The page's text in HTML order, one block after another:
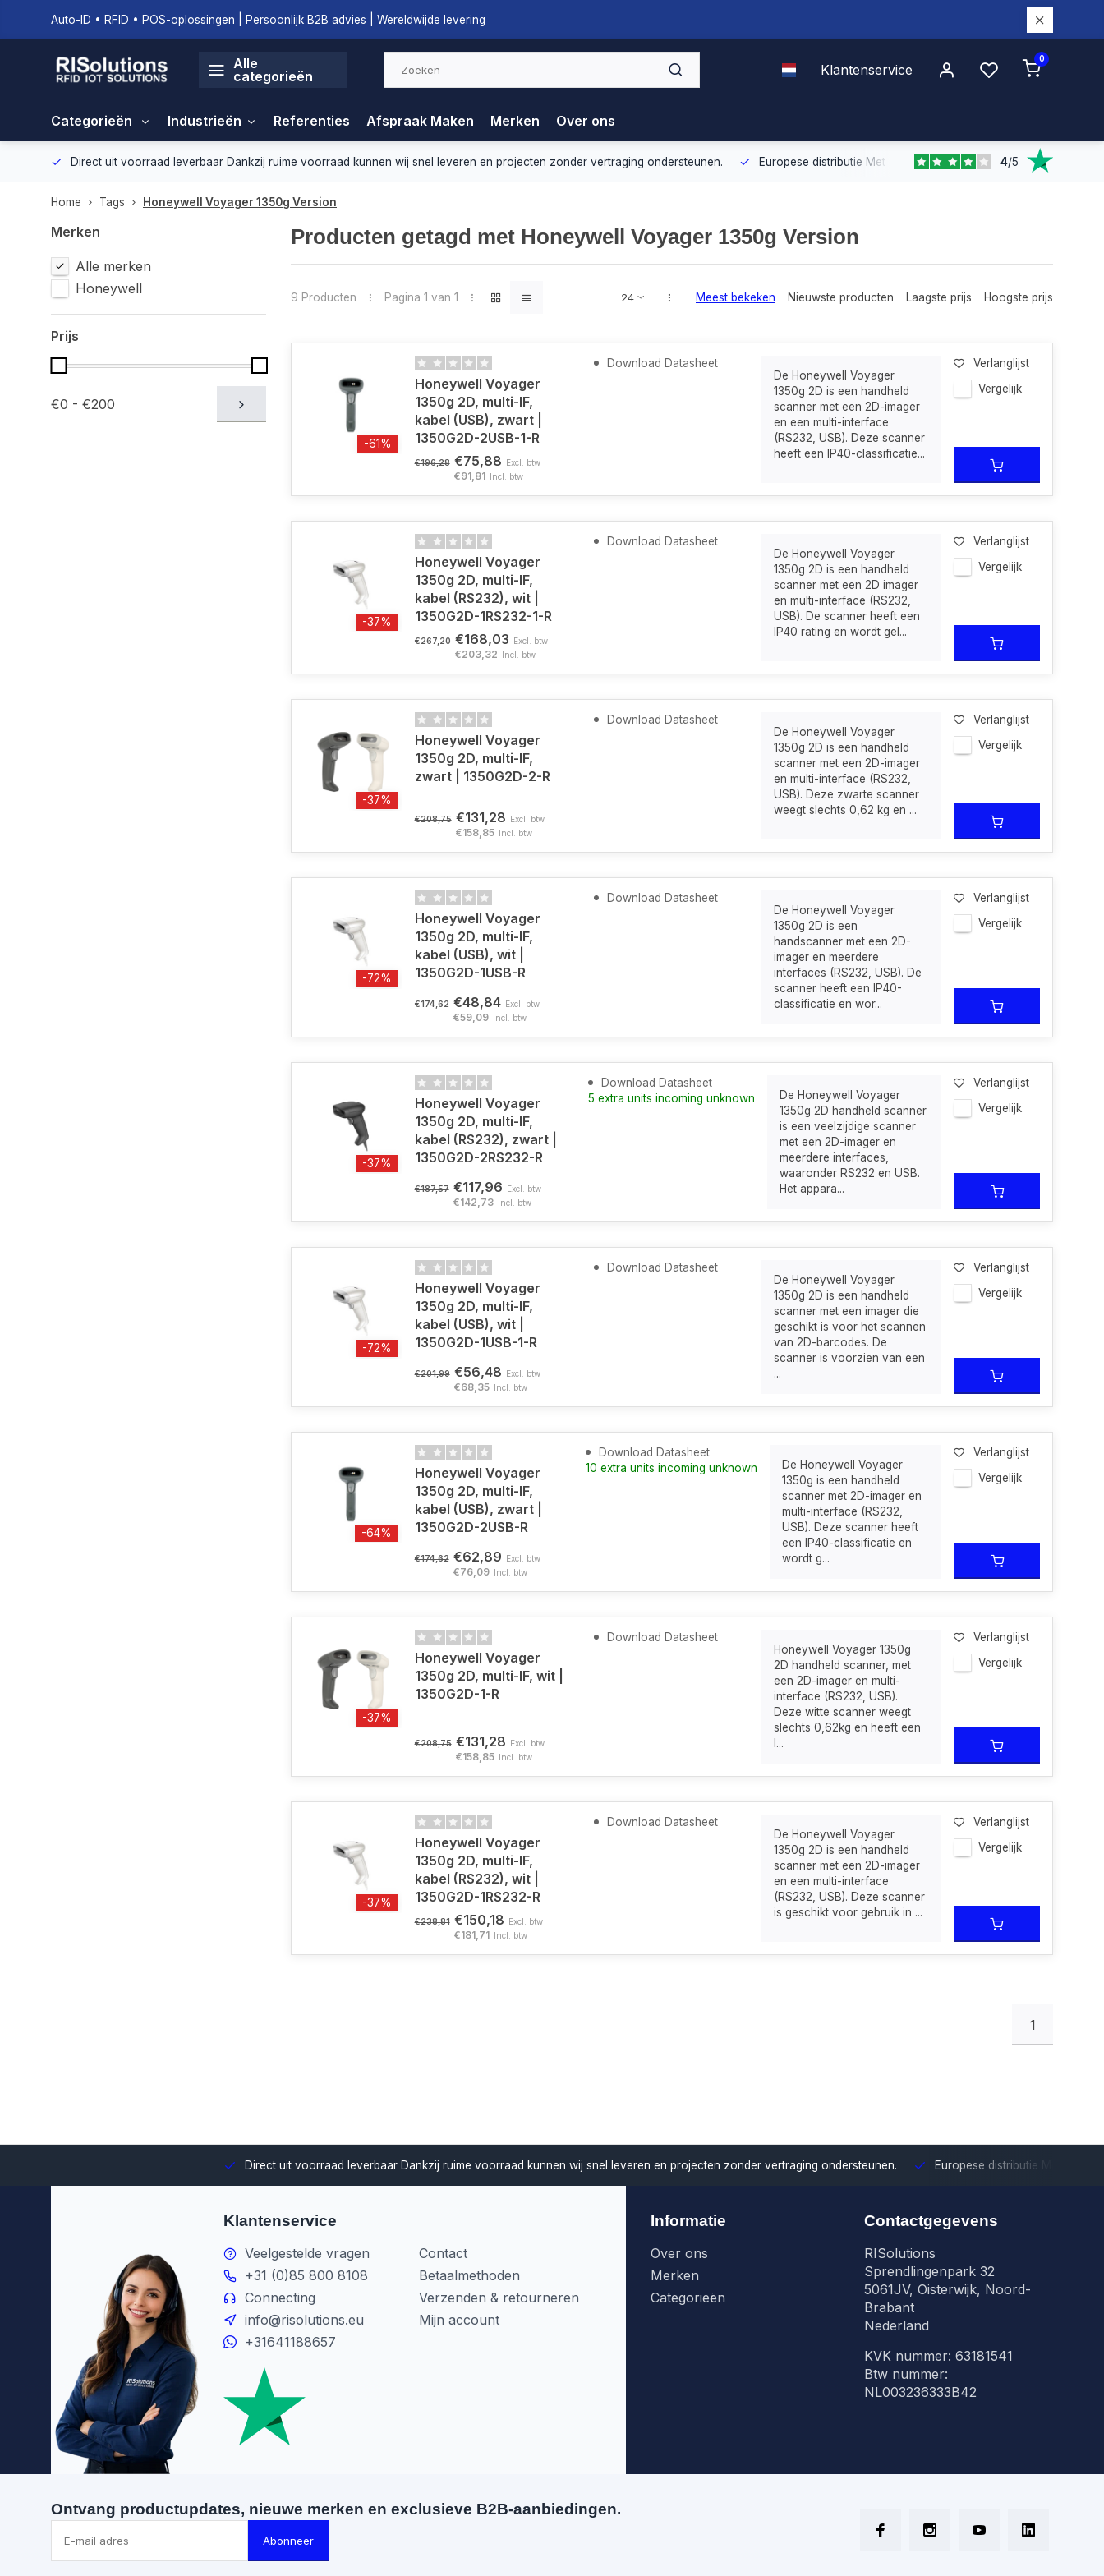
Auto-ID • RFID • POS-oplossingen | Persoonlijk B2B advies | Wereldwijde levering
Alle
categorieën
Klantenservice
0
Categorieën Industrieën Referenties Afspraak Maken Merken Over ons
Direct uit voorraad leverbaar Dankzij ruime voorraad kunnen wij snel leveren en projecten zonder vertraging ondersteunen. Europese distributie Met onze Europese dekking leveren wij
4/5
Home Tags Honeywell Voyager 1350g Version
Merken
Alle merken
Honeywell
Prijs
€0 - €200
Producten getagd met Honeywell Voyager 1350g Version
9 Producten Pagina 1 van 1 Meest bekeken Nieuwste producten Laagste prijs Hoogste prijs
-61%
Honeywell Voyager
1350g 2D, multi-IF,
kabel (USB), zwart |
1350G2D-2USB-1-R
€196,28 €75,88 Excl. btw
€91,81 Incl. btw
Download Datasheet
De Honeywell Voyager
1350g 2D is een handheld
scanner met een 2D-imager
en een multi-interface
(RS232, USB). Deze scanner
heeft een IP40-classificatie...
Verlanglijst
Vergelijk
-37%
Honeywell Voyager
1350g 2D, multi-IF,
kabel (RS232), wit |
1350G2D-1RS232-1-R
€267,20 €168,03 Excl. btw
€203,32 Incl. btw
Download Datasheet
De Honeywell Voyager
1350g 2D is een handheld
scanner met een 2D imager
en multi-interface (RS232,
USB). De scanner heeft een
IP40 rating en wordt gel...
Verlanglijst
Vergelijk
-37%
Honeywell Voyager
1350g 2D, multi-IF,
zwart | 1350G2D-2-R
€208,75 €131,28 Excl. btw
€158,85 Incl. btw
Download Datasheet
De Honeywell Voyager
1350g 2D is een handheld
scanner met een 2D-imager
en multi-interface (RS232,
USB). Deze zwarte scanner
weegt slechts 0,62 kg en ...
Verlanglijst
Vergelijk
-72%
Honeywell Voyager
1350g 2D, multi-IF,
kabel (USB), wit |
1350G2D-1USB-R
€174,62 €48,84 Excl. btw
€59,09 Incl. btw
Download Datasheet
De Honeywell Voyager
1350g 2D is een
handscanner met een 2D-
imager en meerdere
interfaces (RS232, USB). De
scanner heeft een IP40-
classificatie en wor...
Verlanglijst
Vergelijk
-37%
Honeywell Voyager
1350g 2D, multi-IF,
kabel (RS232), zwart |
1350G2D-2RS232-R
€187,57 €117,96 Excl. btw
€142,73 Incl. btw
Download Datasheet
5 extra units incoming unknown
De Honeywell Voyager
1350g 2D handheld scanner
is een veelzijdige scanner
met een 2D-imager en
meerdere interfaces,
waaronder RS232 en USB.
Het appara...
Verlanglijst
Vergelijk
-72%
Honeywell Voyager
1350g 2D, multi-IF,
kabel (USB), wit |
1350G2D-1USB-1-R
€201,99 €56,48 Excl. btw
€68,35 Incl. btw
Download Datasheet
De Honeywell Voyager
1350g 2D is een handheld
scanner met een imager die
geschikt is voor het scannen
van 2D-barcodes. De
scanner is voorzien van een
...
Verlanglijst
Vergelijk
-64%
Honeywell Voyager
1350g 2D, multi-IF,
kabel (USB), zwart |
1350G2D-2USB-R
€174,62 €62,89 Excl. btw
€76,09 Incl. btw
Download Datasheet
10 extra units incoming unknown
De Honeywell Voyager
1350g is een handheld
scanner met 2D-imager en
multi-interface (RS232,
USB). Deze scanner heeft
een IP40-classificatie en
wordt g...
Verlanglijst
Vergelijk
-37%
Honeywell Voyager
1350g 2D, multi-IF, wit |
1350G2D-1-R
€208,75 €131,28 Excl. btw
€158,85 Incl. btw
Download Datasheet
Honeywell Voyager 1350g
2D handheld scanner, met
een 2D-imager en multi-
interface (RS232, USB).
Deze witte scanner weegt
slechts 0,62kg en heeft een
I...
Verlanglijst
Vergelijk
-37%
Honeywell Voyager
1350g 2D, multi-IF,
kabel (RS232), wit |
1350G2D-1RS232-R
€238,81 €150,18 Excl. btw
€181,71 Incl. btw
Download Datasheet
De Honeywell Voyager
1350g 2D is een handheld
scanner met een 2D-imager
en een multi-interface
(RS232, USB). Deze scanner
is geschikt voor gebruik in ...
Verlanglijst
Vergelijk
1
Direct uit voorraad leverbaar Dankzij ruime voorraad kunnen wij snel leveren en projecten zonder vertraging ondersteunen. Europese distributie
Klantenservice
Veelgestelde vragen
+31 (0)85 800 8108
Connecting
info@risolutions.eu
+31641188657
Contact
Betaalmethoden
Verzenden & retourneren
Mijn account
Informatie
Over ons
Merken
Categorieën
Contactgegevens
RISolutions
Sprendlingenpark 32
5061JV, Oisterwijk, Noord-
Brabant
Nederland
KVK nummer: 63181541
Btw nummer:
NL003236333B42
Ontvang productupdates, nieuwe merken en exclusieve B2B-aanbiedingen.
Abonneer